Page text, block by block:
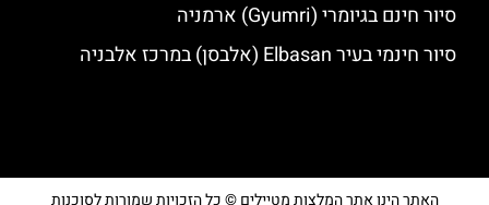
סיור חינם בגיומרי (Gyumri) ארמניה
סיור חינמי בעיר Elbasan (אלבסן) במרכז אלבניה
האתר הינו אתר המלצות מטיילים © כל הזכויות שמורות לסוכנות